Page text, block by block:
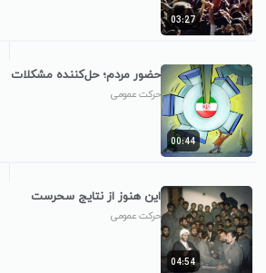
03:27
00:44
حضور مردم؛ حل‌کننده مشکلات
حرکت عمومی
04:54
این هنوز از نتایج سحرست
حرکت عمومی